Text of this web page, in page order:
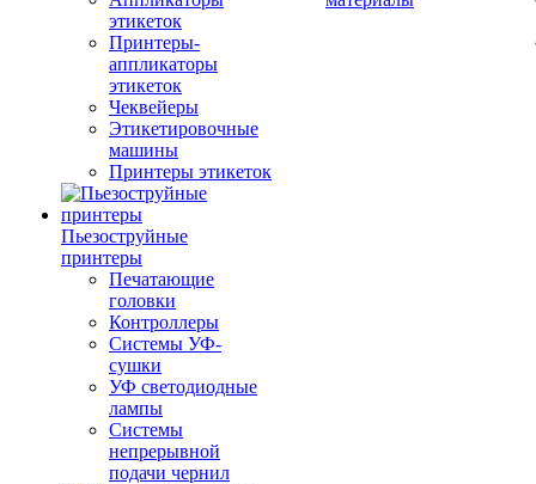
этикеток
Принтеры-
аппликаторы
этикеток
Чеквейеры
Этикетировочные
машины
Принтеры этикеток
Пьезоструйные
принтеры
Печатающие
головки
Контроллеры
Системы УФ-
сушки
УФ светодиодные
лампы
Системы
непрерывной
подачи чернил